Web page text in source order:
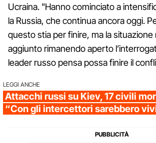
Ucraina. "Hanno cominciato a
la Russia, che continua ancora oggi.
questo stia per finire, ma la
aggiunto rimanendo aperto
leader russo pensa possa finire il
LEGGI ANCHE
Attacchi russi su Kiev, 17 civili
“Con gli intercettori sarebbero